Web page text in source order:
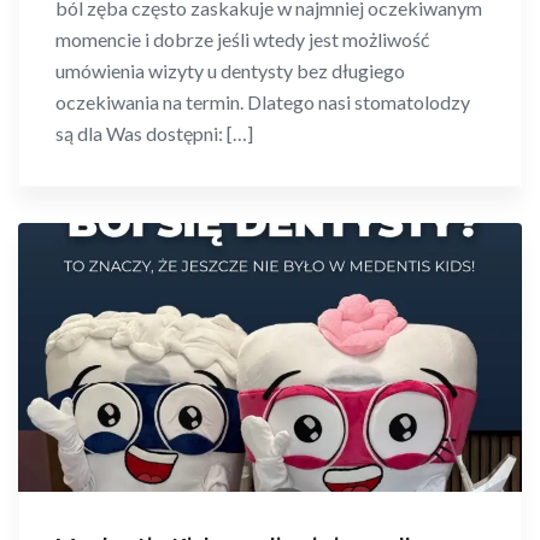
ból zęba często zaskakuje w najmniej oczekiwanym
momencie i dobrze jeśli wtedy jest możliwość
umówienia wizyty u dentysty bez długiego
oczekiwania na termin. Dlatego nasi stomatolodzy
są dla Was dostępni: […]